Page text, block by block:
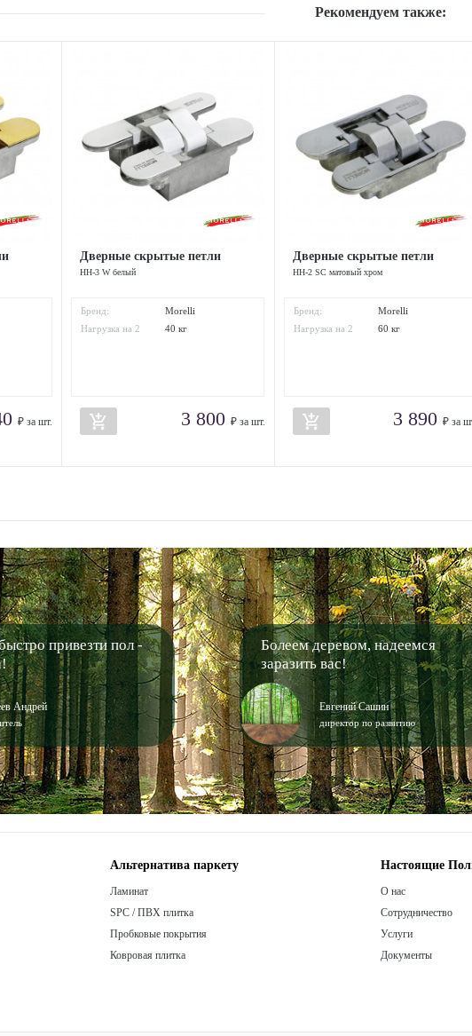
Рекомендуем также:
₽ за шт.
Дверные скрытые петли
HH-3 W белый
Бренд:
Morelli
Нагрузка на 2
40 кг
add_shopping_cart 3 800 ₽ за шт.
Дверные скрытые петли
HH-2 SC матовый хром
Бренд:
Morelli
Нагрузка на 2
60 кг
add_shopping_cart 3 890₽ за
привезти пол -
Андрей
Болеем деревом, надеемся
заразить вас!
Евгений Сашин
директор по развитию
Альтернатива паркету
Ламинат
SPC / ПВХ плитка
Пробковые покрытия
Ковровая плитка
Настоящие
О нас
Сотрудничество
Услуги
Документы